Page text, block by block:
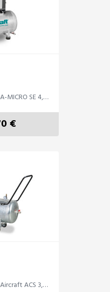
Kompresor skrutkový A-MICRO SE 4,0-10- 200 ( IE )
€
Kompresor skrutkový Aircraft ACS 3,5-10-100